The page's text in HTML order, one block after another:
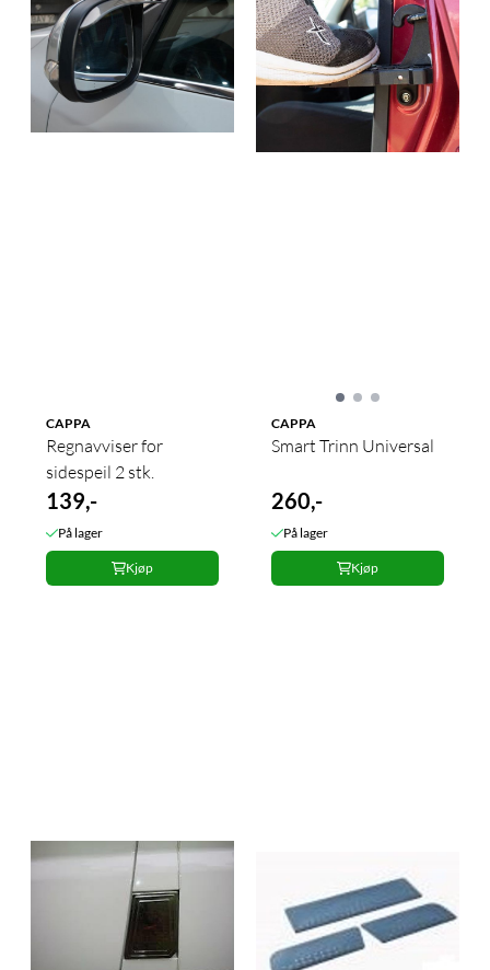
CAPPA
Regnavviser for
sidespeil 2 stk.
139,-
På lager
Kjøp
CAPPA
Smart Trinn Universal
260,-
På lager
Kjøp